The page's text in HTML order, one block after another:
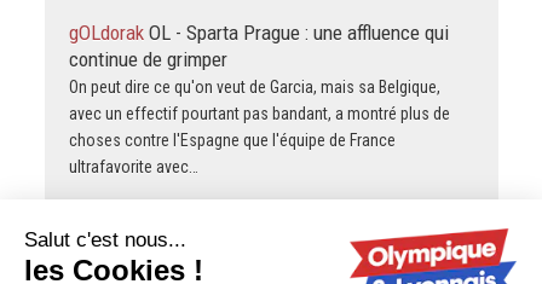
gOLdorak OL - Sparta Prague : une affluence qui
continue de grimper
On peut dire ce qu'on veut de Garcia, mais sa Belgique,
avec un effectif pourtant pas bandant, a montré plus de
choses contre l'Espagne que l'équipe de France
ultrafavorite avec…
gOLdorakMercato : en cas de départ de Šulc, l'OL
ne touchera pas tout l'argent